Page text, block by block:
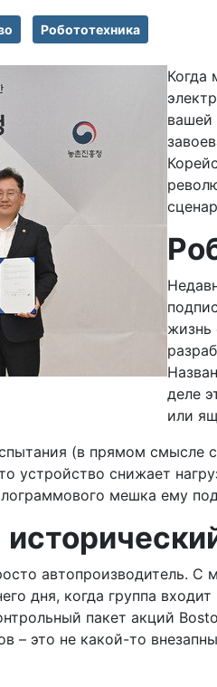
Робототехника
Когда
вашей
жизнь
деле
или
(в прямом смысле
устройство снижает
мешка ему
автопроизводитель.
дня, когда группа
пакет акций
– это не какой-то